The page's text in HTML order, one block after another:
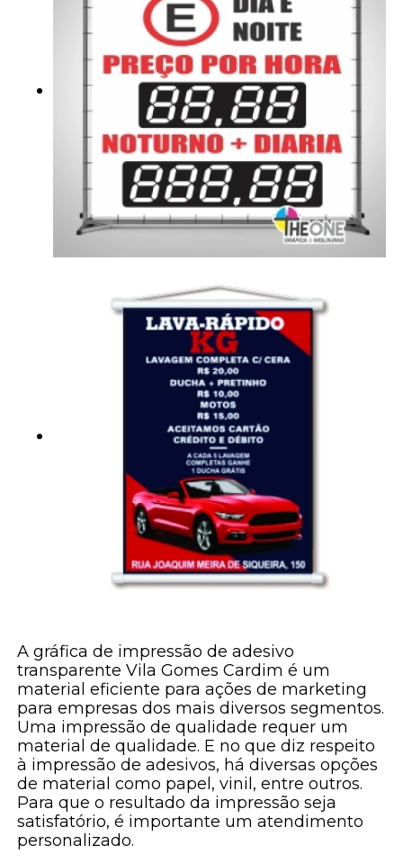
A gráfica de impressão de adesivo
transparente Vila Gomes Cardim é um
material eficiente para ações de marketing
para empresas dos mais diversos segmentos.
Uma impressão de qualidade requer um
material de qualidade. E no que diz respeito
à impressão de adesivos, há diversas opções
de material como papel, vinil, entre outros.
Para que o resultado da impressão seja
satisfatório, é importante um atendimento
personalizado.